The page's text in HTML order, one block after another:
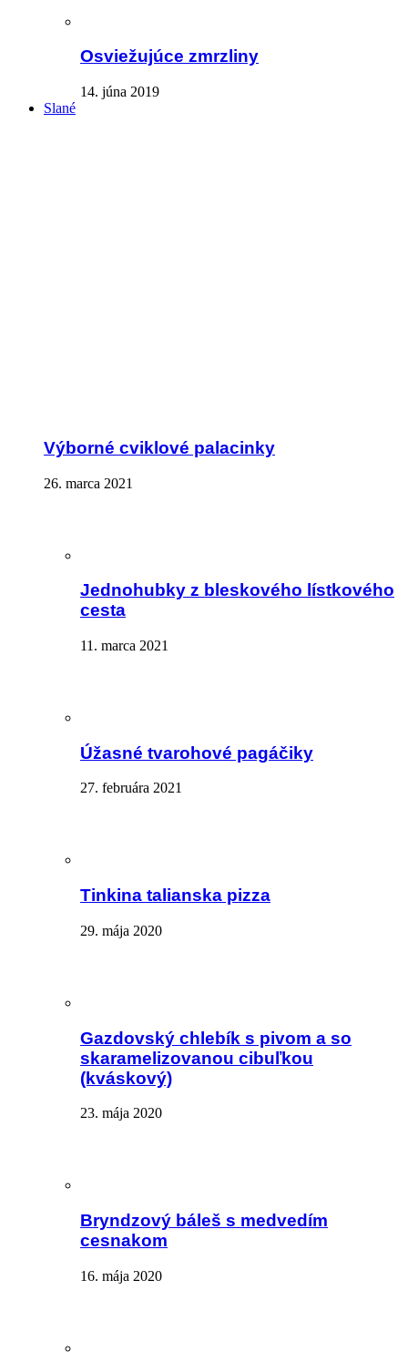
Osviežujúce zmrzliny
14. júna 2019
Slané
Výborné cviklové palacinky
26. marca 2021
Jednohubky z bleskového lístkového
cesta
11. marca 2021
Úžasné tvarohové pagáčiky
27. februára 2021
Tinkina talianska pizza
29. mája 2020
Gazdovský chlebík s pivom a so
skaramelizovanou cibuľkou
(kváskový)
23. mája 2020
Bryndzový báleš s medvedím
cesnakom
16. mája 2020